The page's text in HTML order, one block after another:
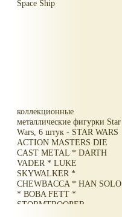
Space Ship
коллекционные
металлические фигурки Star
Wars, 6 штук - STAR WARS
ACTION MASTERS DIE
CAST METAL * DARTH
VADER * LUKE
SKYWALKER *
CHEWBACCA * HAN SOLO
* BOBA FETT *
STORMTROOPER